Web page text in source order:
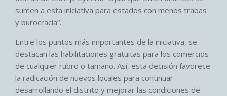
sumen a esta iniciativa para estados con menos trabas
y burocracia”.
Entre los puntos más importantes de la iniciativa, se
destacan las habilitaciones gratuitas para los comercios
de cualquier rubro o tamaño. Así, esta decisión favorece
la radicación de nuevos locales para continuar
desarrollando el distrito y mejorar las condiciones de